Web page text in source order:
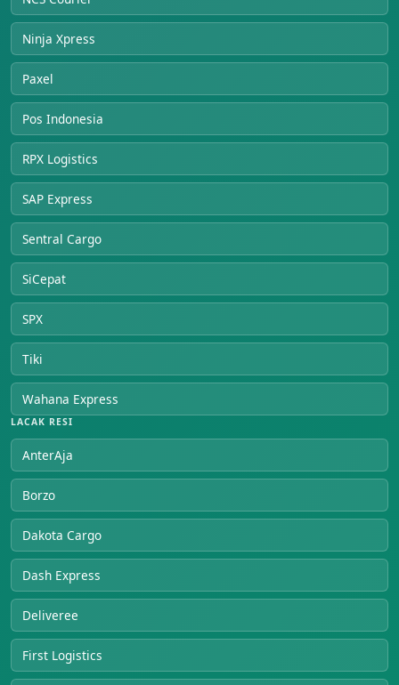
Ninja Xpress
Paxel
Pos Indonesia
RPX Logistics
SAP Express
Sentral Cargo
SiCepat
SPX
Tiki
Wahana Express
LACAK RESI
AnterAja
Borzo
Dakota Cargo
Dash Express
Deliveree
First Logistics